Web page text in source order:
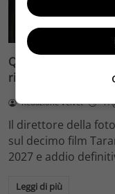
Quentin Tarantino
rivela riprese forse
Redazione Velvet 4
Il direttore della
sul decimo film
2027 e addio
Leggi di più